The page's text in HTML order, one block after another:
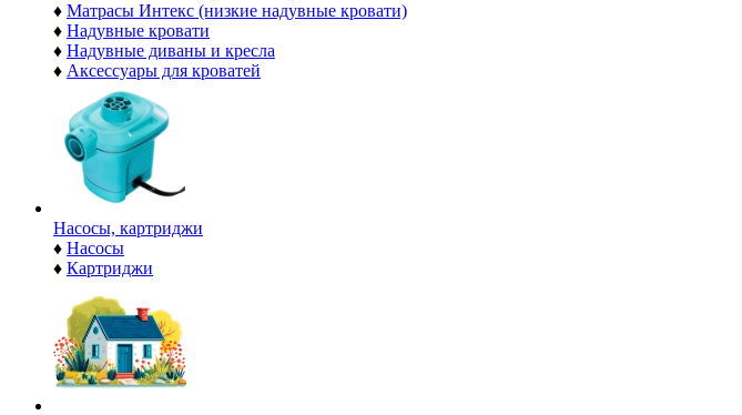
♦ Матрасы Интекс (низкие надувные кровати)
♦ Надувные кровати
♦ Надувные диваны и кресла
♦ Аксессуары для кроватей
Насосы, картриджи
♦ Насосы
♦ Картриджи